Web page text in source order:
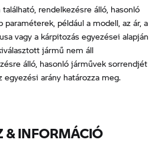
rendelkezésre álló, hasonló
például a modell, az ár, a
vagy a kárpitozás egyezései alapján
jármű nem áll
álló, hasonló járművek sorrendjét
egyezési arány határozza meg.
& INFORMÁCIÓ